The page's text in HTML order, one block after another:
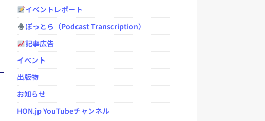
イベントレポート
ぽっとら（Podcast Transcription）
記事広告
イベント
出版物
お知らせ
HON.jp YouTubeチャンネル